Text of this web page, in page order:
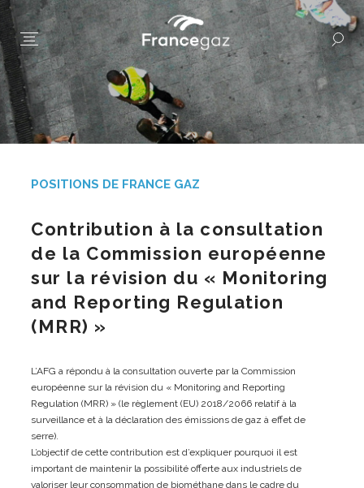
POSITIONS DE FRANCE GAZ
Contribution à la consultation
de la Commission européenne
sur la révision du « Monitoring
and Reporting Regulation
(MRR) »
L’AFG a répondu à la consultation ouverte par la Commission
européenne sur la révision du « Monitoring and Reporting
Regulation (MRR) » (le règlement (EU) 2018/2066 relatif à la
surveillance et à la déclaration des émissions de gaz à effet de
serre).
L’objectif de cette contribution est d’expliquer pourquoi il est
important de maintenir la possibilité offerte aux industriels de
valoriser leur consommation de biométhane dans le cadre du